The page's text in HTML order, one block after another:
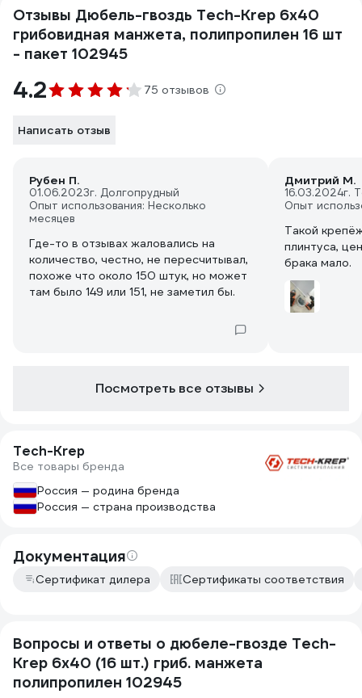
Отзывы Дюбель-гвоздь Tech-Krep 6х40
грибовидная манжета, полипропилен 16 шт
- пакет 102945
4.2 75 отзывов
Написать отзыв
Рубен П.
01.06.2023г. Долгопрудный
Опыт использования: Несколько
месяцев
Где-то в отзывах жаловались на
количество, честно, не пересчитывал,
похоже что около 150 штук, но может
там было 149 или 151, не заметил бы.
Дмитрий М.
16.03.2024г.
Опыт
Такой
плинтуса,
брака мало.
Посмотреть все отзывы
Tech-Krep
Все товары бренда
Россия — родина бренда
Россия — страна производства
Документация
Сертификат дилера Сертификаты соответствия
Вопросы и ответы о дюбеле-гвозде Tech-
Krep 6х40 (16 шт.) гриб. манжета
полипропилен 102945